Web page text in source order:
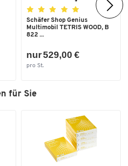
Schäfer Shop Genius
Multimobil TETRIS WOOD, B
822 ...
nur 529,00 €
pro St.
für Sie